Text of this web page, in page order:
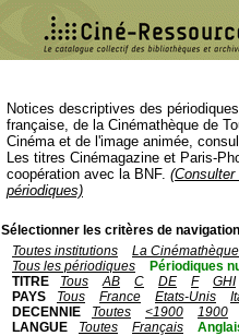
Notices descriptives des
française, de la Cinémathèque de
Cinéma et de l'image animée,
Les titres Cinémagazine et Paris-
coopération avec la BNF.
périodiques)
Sélectionner les critères de
Toutes institutions
La
Tous les périodiques
Périodiques
TITRE
Tous AB C DE F
GHI
PAYS
Tous France Etats-Unis
DECENNIE
Toutes <1900
1900
LANGUE
Toutes Français